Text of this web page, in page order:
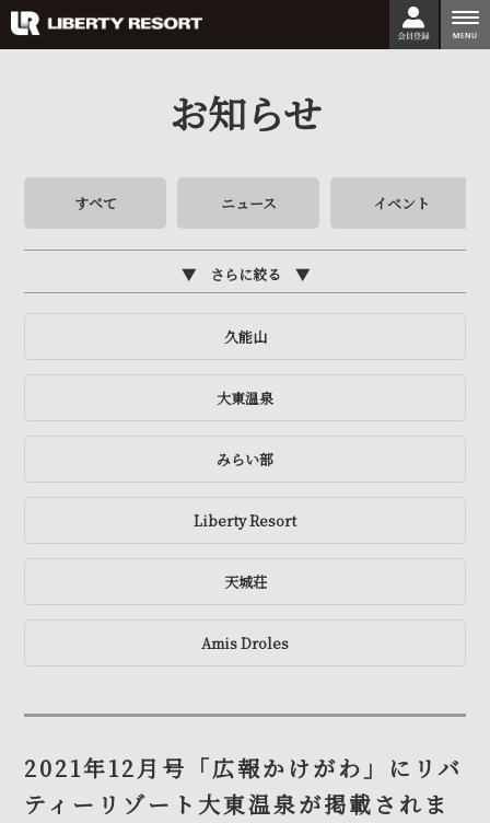
お知らせ
すべて ニュース イベント
さらに絞る
久能山
大東温泉
みらい部
Liberty Resort
天城荘
Amis Droles
2021年12月号「広報かけがわ」にリバ
ティーリゾート大東温泉が掲載されま